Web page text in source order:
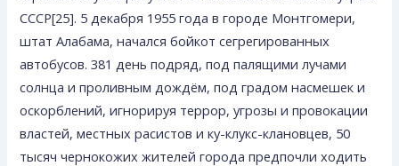
СССР[25]. 5 декабря 1955 года в городе Монтгомери,
штат Алабама, начался бойкот сегрегированных
автобусов. 381 день подряд, под палящими лучами
солнца и проливным дождём, под градом насмешек и
оскорблений, игнорируя террор, угрозы и провокации
властей, местных расистов и ку-клукс-клановцев, 50
тысяч чернокожих жителей города предпочли ходить